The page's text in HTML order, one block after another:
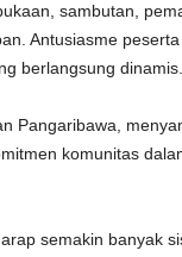
sambutan,
Antusiasme
berlangsung dinamis.
Pangaribawa,
komunitas
semakin banyak